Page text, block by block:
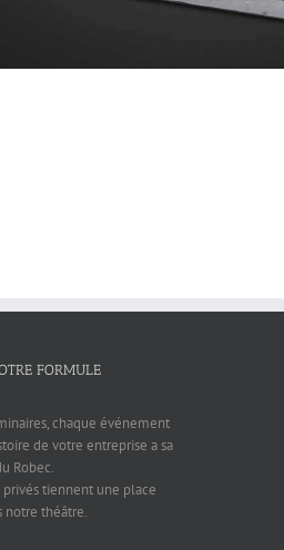
FORMULE
chaque événement
de votre entreprise a sa
Robec.
privés tiennent une place
notre théâtre.